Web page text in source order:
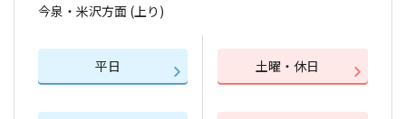
今泉・米沢方面 (上り)
平日 土曜・休日